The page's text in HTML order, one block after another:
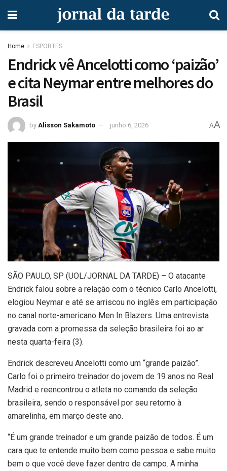
Home ESPORTES
Endrick vê Ancelotti como ‘paizão’
e cita Neymar entre melhores do
Brasil
by Alisson Sakamoto junho 6, 2026 AA
SÃO PAULO, SP (UOL/JORNAL DA TARDE) – O atacante
Endrick falou sobre a relação com o técnico Carlo Ancelotti,
elogiou Neymar e até se arriscou no inglês em participação
no canal norte-americano Men In Blazers. Uma entrevista
gravada com a promessa da seleção brasileira foi ao ar
nesta quarta-feira (3).
Endrick descreveu Ancelotti como um “grande paizão”.
Carlo foi o primeiro treinador do jovem de 19 anos no Real
Madrid e reencontrou o atleta no comando da seleção
brasileira, sendo o responsável por seu retorno à
amarelinha, em março deste ano.
“É um grande treinador e um grande paizão de todos. É um
cara que te entende muito bem como pessoa e sabe muito
bem o que você deve fazer dentro de campo. A minha